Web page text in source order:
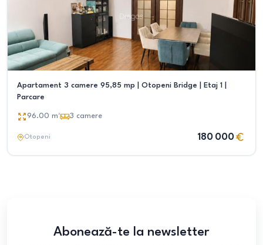
Apartament 3 camere 95,85 mp | Otopeni Bridge | Etaj 1 |
Parcare
96.00 m² 3 camere
Otopeni 180 000
Abonează-te la newsletter